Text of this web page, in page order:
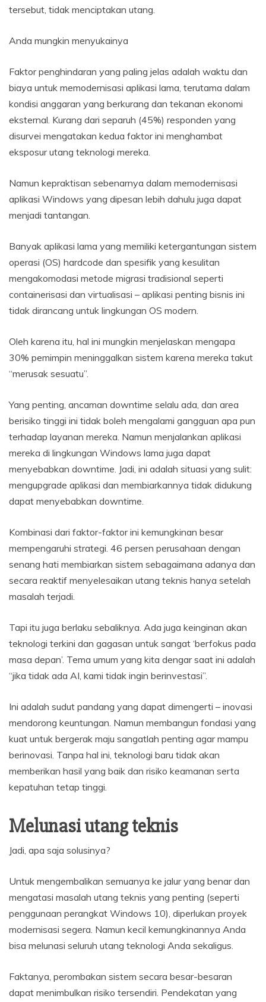
tersebut, tidak menciptakan utang.
Anda mungkin menyukainya
Faktor penghindaran yang paling jelas adalah waktu dan
biaya untuk memodernisasi aplikasi lama, terutama dalam
kondisi anggaran yang berkurang dan tekanan ekonomi
eksternal. Kurang dari separuh (45%) responden yang
disurvei mengatakan kedua faktor ini menghambat
eksposur utang teknologi mereka.
Namun kepraktisan sebenarnya dalam memodernisasi
aplikasi Windows yang dipesan lebih dahulu juga dapat
menjadi tantangan.
Banyak aplikasi lama yang memiliki ketergantungan sistem
operasi (OS) hardcode dan spesifik yang kesulitan
mengakomodasi metode migrasi tradisional seperti
containerisasi dan virtualisasi – aplikasi penting bisnis ini
tidak dirancang untuk lingkungan OS modern.
Oleh karena itu, hal ini mungkin menjelaskan mengapa
30% pemimpin meninggalkan sistem karena mereka takut
“merusak sesuatu”.
Yang penting, ancaman downtime selalu ada, dan area
berisiko tinggi ini tidak boleh mengalami gangguan apa pun
terhadap layanan mereka. Namun menjalankan aplikasi
mereka di lingkungan Windows lama juga dapat
menyebabkan downtime. Jadi, ini adalah situasi yang sulit:
mengupgrade aplikasi dan membiarkannya tidak didukung
dapat menyebabkan downtime.
Kombinasi dari faktor-faktor ini kemungkinan besar
mempengaruhi strategi. 46 persen perusahaan dengan
senang hati membiarkan sistem sebagaimana adanya dan
secara reaktif menyelesaikan utang teknis hanya setelah
masalah terjadi.
Tapi itu juga berlaku sebaliknya. Ada juga keinginan akan
teknologi terkini dan gagasan untuk sangat ‘berfokus pada
masa depan’. Tema umum yang kita dengar saat ini adalah
“jika tidak ada AI, kami tidak ingin berinvestasi”.
Ini adalah sudut pandang yang dapat dimengerti – inovasi
mendorong keuntungan. Namun membangun fondasi yang
kuat untuk bergerak maju sangatlah penting agar mampu
berinovasi. Tanpa hal ini, teknologi baru tidak akan
memberikan hasil yang baik dan risiko keamanan serta
kepatuhan tetap tinggi.
Melunasi utang teknis
Jadi, apa saja solusinya?
Untuk mengembalikan semuanya ke jalur yang benar dan
mengatasi masalah utang teknis yang penting (seperti
penggunaan perangkat Windows 10), diperlukan proyek
modernisasi segera. Namun kecil kemungkinannya Anda
bisa melunasi seluruh utang teknologi Anda sekaligus.
Faktanya, perombakan sistem secara besar-besaran
dapat menimbulkan risiko tersendiri. Pendekatan yang